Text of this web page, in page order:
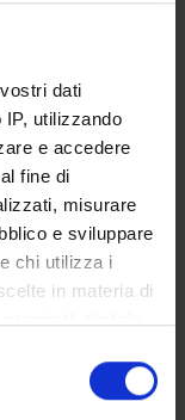
dati
utilizzando
e accedere
fine di
misurare
e sviluppare
chi utilizza i
in materia di
in qualsiasi
o facendo clic